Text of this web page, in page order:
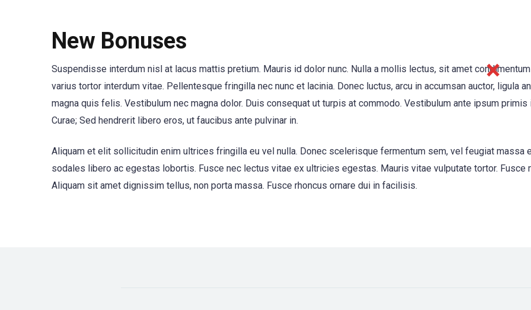
New Bonuses
Suspendisse interdum nisl at lacus mattis pretium. Mauris id dolor nunc. Nulla a mollis lectus, sit amet
varius tortor interdum vitae. Pellentesque fringilla nec nunc et lacinia. Donec luctus, arcu in accumsan auctor, ligula
magna quis felis. Vestibulum nec magna dolor. Duis consequat ut turpis at commodo. Vestibulum ante ipsum
Curae; Sed hendrerit libero eros, ut faucibus ante pulvinar in.
Aliquam et elit sollicitudin enim ultrices fringilla eu vel nulla. Donec scelerisque fermentum sem, vel feugiat
sodales libero ac egestas lobortis. Fusce nec lectus vitae ex ultricies egestas. Mauris vitae vulputate tortor. Fusce
Aliquam sit amet dignissim tellus, non porta massa. Fusce rhoncus ornare dui in facilisis.